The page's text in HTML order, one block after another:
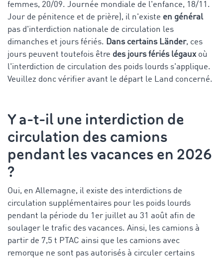
femmes, 20/09. Journée mondiale de l'enfance, 18/11.
Jour de pénitence et de prière), il n'existe en général
pas d'interdiction nationale de circulation les
dimanches et jours fériés. Dans certains Länder, ces
jours peuvent toutefois être des jours fériés légauxoù
l'interdiction de circulation des poids lourds s'applique.
Veuillez donc vérifier avant le départ le Land concerné.
Y a-t-il une interdiction de
circulation des camions
pendant les vacances en 2026
?
Oui, en Allemagne, il existe des interdictions de
circulation supplémentaires pour les poids lourds
pendant la période du 1er juillet au 31 août afin de
soulager le trafic des vacances. Ainsi, les camions à
partir de 7,5 t PTAC ainsi que les camions avec
remorque ne sont pas autorisés à circuler certains